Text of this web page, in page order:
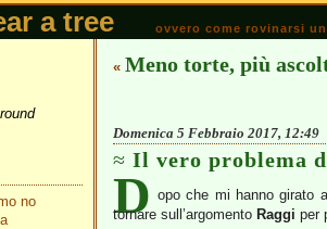
a tree ovvero come rovinarsi
no
« Meno torte, più
Domenica 5 Febbraio 2017, 12:49
Il vero problema
D opo che mi hanno girato
tornare sull’argomento Raggi per